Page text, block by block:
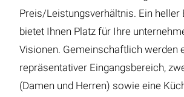
Preis/Leistungsverhältnis. Ein heller
bietet Ihnen Platz für Ihre
Visionen. Gemeinschaftlich werden
repräsentativer Eingangsbereich,
(Damen und Herren) sowie eine